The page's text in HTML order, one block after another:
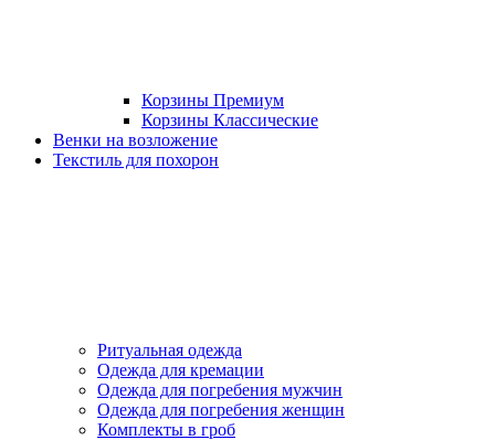
Корзины Премиум
Корзины Классические
Венки на возложение
Текстиль для похорон
Ритуальная одежда
Одежда для кремации
Одежда для погребения мужчин
Одежда для погребения женщин
Комплекты в гроб